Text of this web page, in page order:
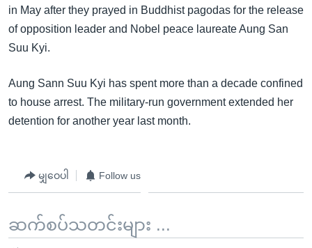
ကြည့်
ရန်
ရှာဖွေ
နေရာ
သို့
ကျော်
ဘာသာစကားများ
in May after they prayed in Buddhist pagodas for the release
of opposition leader and Nobel peace laureate Aung San
Suu Kyi.
Aung Sann Suu Kyi has spent more than a decade confined
to house arrest. The military-run government extended her
detention for another year last month.
မျှဝေပါ Follow us
ဆက်စပ်သတင်းများ ...